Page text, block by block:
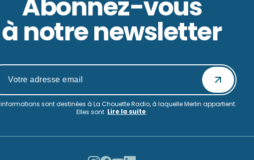
Abonnez-vous
à notre newsletter
sont destinées à La Chouette Radio, à laquelle Merlin appartient.
Elles sont Lire la suite.